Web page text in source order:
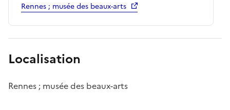
Rennes ; musée des beaux-arts
Localisation
Rennes ; musée des beaux-arts